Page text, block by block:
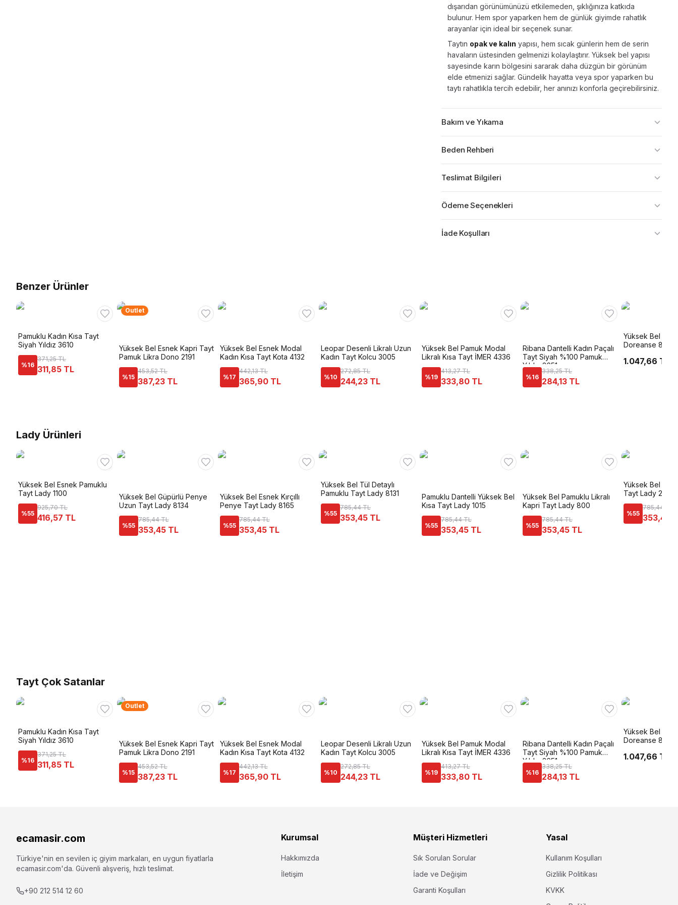
dışarıdan görünümünüzü etkilemeden, şıklığınıza katkıda
bulunur. Hem spor yaparken hem de günlük giyimde rahatlık
arayanlar için ideal bir seçenek sunar.
Taytın opak ve kalın yapısı, hem sıcak günlerin hem de serin
havaların üstesinden gelmenizi kolaylaştırır. Yüksek bel yapısı
sayesinde karın bölgesini sararak daha düzgün bir görünüm
elde etmenizi sağlar. Gündelik hayatta veya spor yaparken bu
taytı rahatlıkla tercih edebilir, her anınızı konforla geçirebilirsiniz.
Bakım ve Yıkama
Beden Rehberi
Teslimat Bilgileri
Ödeme Seçenekleri
İade Koşulları
Benzer Ürünler
Pamuklu Kadın Kısa Tayt
Siyah Yıldız 3610
%16
371,25 TL
311,85 TL
Outlet
Yüksek Bel Esnek Kapri Tayt
Pamuk Likra Dono 2191
%15
453,52 TL
387,23 TL
Yüksek Bel Esnek Modal
Kadın Kısa Tayt Kota 4132
%17
442,13 TL
365,90 TL
Leopar Desenli Likralı Uzun
Kadın Tayt Kolcu 3005
%10
272,85 TL
244,23 TL
Yüksek Bel Pamuk Modal
Likralı Kısa Tayt İMER 4336
%19
413,27 TL
333,80 TL
Ribana Dantelli Kadın Paçalı
Tayt Siyah %100 Pamuk
Yıldız 3651
%16
338,25 TL
284,13 TL
Yüksek Bel
Doreanse 8334
1.047,66 TL
Lady Ürünleri
Yüksek Bel Esnek Pamuklu
Tayt Lady 1100
%55
925,70 TL
416,57 TL
Yüksek Bel Güpürlü Penye
Uzun Tayt Lady 8134
%55
785,44 TL
353,45 TL
Yüksek Bel Esnek Kırçıllı
Penye Tayt Lady 8165
%55
785,44 TL
353,45 TL
Yüksek Bel Tül Detaylı
Pamuklu Tayt Lady 8131
%55
785,44 TL
353,45 TL
Pamuklu Dantelli Yüksek Bel
Kısa Tayt Lady 1015
%55
785,44 TL
353,45 TL
Yüksek Bel Pamuklu Likralı
Kapri Tayt Lady 800
%55
785,44 TL
353,45 TL
Yüksek Bel
Tayt Lady 2700
%55
785,44 TL
353,45
Tayt Çok Satanlar
Pamuklu Kadın Kısa Tayt
Siyah Yıldız 3610
%16
371,25 TL
311,85 TL
Outlet
Yüksek Bel Esnek Kapri Tayt
Pamuk Likra Dono 2191
%15
453,52 TL
387,23 TL
Yüksek Bel Esnek Modal
Kadın Kısa Tayt Kota 4132
%17
442,13 TL
365,90 TL
Leopar Desenli Likralı Uzun
Kadın Tayt Kolcu 3005
%10
272,85 TL
244,23 TL
Yüksek Bel Pamuk Modal
Likralı Kısa Tayt İMER 4336
%19
413,27 TL
333,80 TL
Ribana Dantelli Kadın Paçalı
Tayt Siyah %100 Pamuk
Yıldız 3651
%16
338,25 TL
284,13 TL
Yüksek Bel
Doreanse 8334
1.047,66 TL
ecamasir.com
Türkiye'nin en sevilen iç giyim markaları, en uygun fiyatlarla
ecamasir.com'da. Güvenli alışveriş, hızlı teslimat.
+90 212 514 12 60
Kurumsal
Hakkımızda
İletişim
Müşteri Hizmetleri
Sık Sorulan Sorular
İade ve Değişim
Garanti Koşulları
Yasal
Kullanım Koşulları
Gizlilik Politikası
KVKK